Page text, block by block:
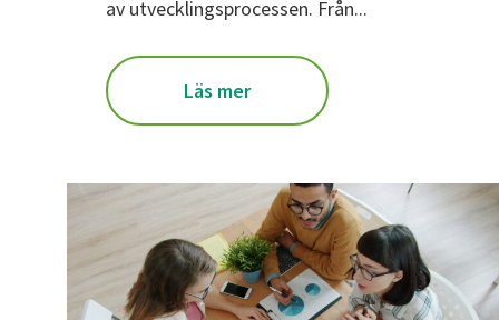
av utvecklingsprocessen. Från...
Läs mer